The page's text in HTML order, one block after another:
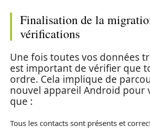
Finalisation de la
vérifications
Une fois toutes vos données
est important de vérifier que
ordre. Cela implique de
nouvel appareil Android pour
que :
Tous les contacts sont présents et